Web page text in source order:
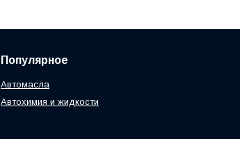
Популярное
Автомасла
Автохимия и жидкости